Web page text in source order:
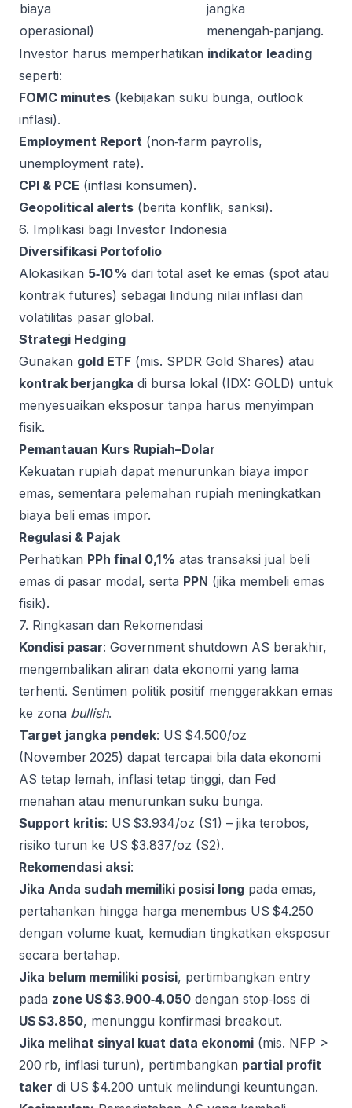
biaya
operasional)
jangka
menengah‑panjang.
Investor harus memperhatikan indikator leading
seperti:
FOMC minutes (kebijakan suku bunga, outlook
inflasi).
Employment Report (non‑farm payrolls,
unemployment rate).
CPI & PCE (inflasi konsumen).
Geopolitical alerts (berita konflik, sanksi).
6. Implikasi bagi Investor Indonesia
Diversifikasi Portofolio
Alokasikan 5‑10 % dari total aset ke emas (spot atau
kontrak futures) sebagai lindung nilai inflasi dan
volatilitas pasar global.
Strategi Hedging
Gunakan gold ETF (mis. SPDR Gold Shares) atau
kontrak berjangka di bursa lokal (IDX: GOLD) untuk
menyesuaikan eksposur tanpa harus menyimpan
fisik.
Pemantauan Kurs Rupiah–Dolar
Kekuatan rupiah dapat menurunkan biaya impor
emas, sementara pelemahan rupiah meningkatkan
biaya beli emas impor.
Regulasi & Pajak
Perhatikan PPh final 0,1 % atas transaksi jual beli
emas di pasar modal, serta PPN (jika membeli emas
fisik).
7. Ringkasan dan Rekomendasi
Kondisi pasar: Government shutdown AS berakhir,
mengembalikan aliran data ekonomi yang lama
terhenti. Sentimen politik positif menggerakkan emas
ke zona bullish.
Target jangka pendek: US $4.500/oz
(November 2025) dapat tercapai bila data ekonomi
AS tetap lemah, inflasi tetap tinggi, dan Fed
menahan atau menurunkan suku bunga.
Support kritis: US $3.934/oz (S1) – jika terobos,
risiko turun ke US $3.837/oz (S2).
Rekomendasi aksi:
Jika Anda sudah memiliki posisi long pada emas,
pertahankan hingga harga menembus US $4.250
dengan volume kuat, kemudian tingkatkan eksposur
secara bertahap.
Jika belum memiliki posisi, pertimbangkan entry
pada zone US $3.900‑4.050 dengan stop‑loss di
US $3.850, menunggu konfirmasi breakout.
Jika melihat sinyal kuat data ekonomi (mis. NFP >
200 rb, inflasi turun), pertimbangkan partial profit
taker di US $4.200 untuk melindungi keuntungan.